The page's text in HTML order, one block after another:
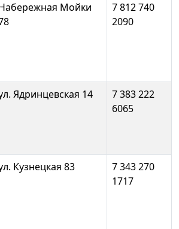
Мойки
7 812 740
2090
Ядринцевская 14
7 383 222
6065
Кузнецкая 83
7 343 270
1717